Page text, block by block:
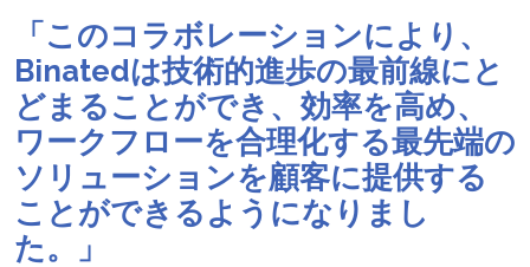
「このコラボレーションにより、
Binatedは技術的進歩の最前線にと
どまることができ、効率を高め、
ワークフローを合理化する最先端の
ソリューションを顧客に提供する
ことができるようになりまし
た。」